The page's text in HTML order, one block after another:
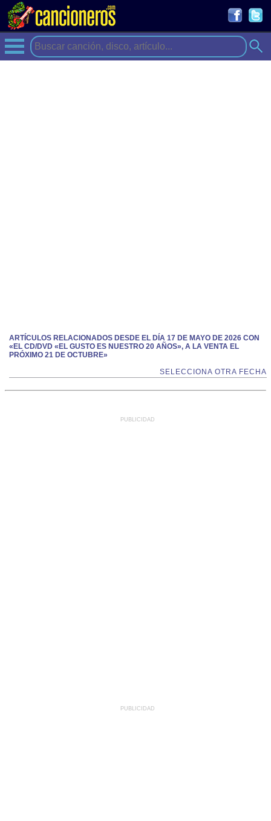
ARTÍCULOS RELACIONADOS DESDE EL DÍA 17 DE MAYO DE 2026 CON
«EL CD/DVD «EL GUSTO ES NUESTRO 20 AÑOS», A LA VENTA EL
PRÓXIMO 21 DE OCTUBRE»
SELECCIONA OTRA FECHA
PUBLICIDAD
PUBLICIDAD